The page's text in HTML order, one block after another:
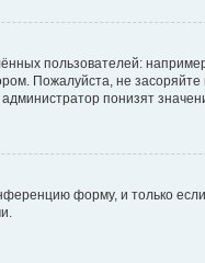
пользователей:
Пожалуйста, не
понизят
форму, и только